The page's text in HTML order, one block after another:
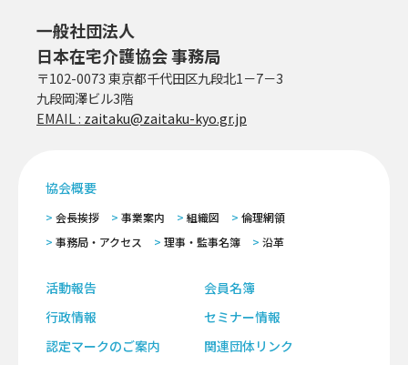
一般社団法人
日本在宅介護協会 事務局
〒102-0073 東京都千代田区九段北1－7－3
九段岡澤ビル3階
EMAIL : zaitaku@zaitaku-kyo.gr.jp
協会概要
会長挨拶 事業案内 組織図
倫理網領
事務局・アクセス
理事・監事名簿 沿革
活動報告
会員名簿
行政情報
セミナー情報
認定マークのご案内
関連団体リンク